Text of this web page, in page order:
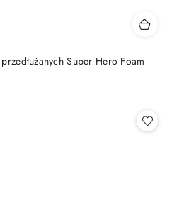
Super Hero Foam